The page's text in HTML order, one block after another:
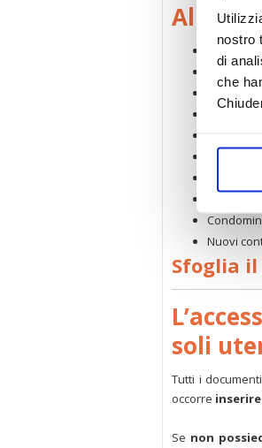
nostro
di
che
Da
Nuovi
Sfoglia
soli
Tutti i
occorre
Se non